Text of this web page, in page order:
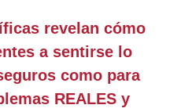
revelan cómo
a sentirse lo
como para
REALES y